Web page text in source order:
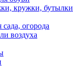
кружки, бутылки
огорода
воздуха